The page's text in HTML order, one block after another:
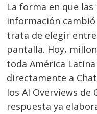
La forma en que
información
trata de elegir entre
pantalla. Hoy,
toda América
directamente a
los AI Overviews de
respuesta ya